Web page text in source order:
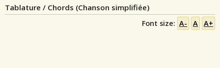
Tablature / Chords (Chanson simplifiée)
Font size: A- A A+